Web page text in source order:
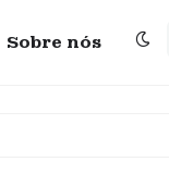
Sobre nós